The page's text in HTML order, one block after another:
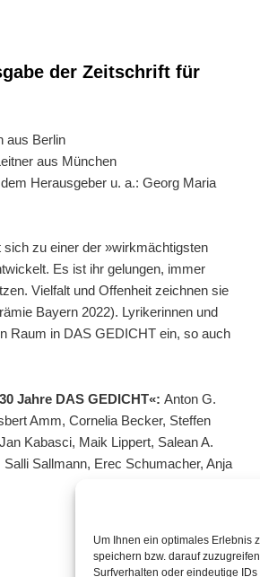
Um Ihnen ein optimales Erlebnis
speichern bzw. darauf
Surfverhalten oder eindeutige
der Zeitschrift für
aus Berlin
aus München
Herausgeber u. a.: Georg Maria
zu einer der »wirkmächtigsten
Es ist ihr gelungen, immer
Vielfalt und Offenheit zeichnen sie
Bayern 2022). Lyrikerinnen und
Raum in DAS GEDICHT ein, so auch
Jahre DAS GEDICHT«: Anton G.
Amm, Cornelia Becker, Steffen
Kabasci, Maik Lippert, Salean A.
Sallmann, Erec Schumacher, Anja